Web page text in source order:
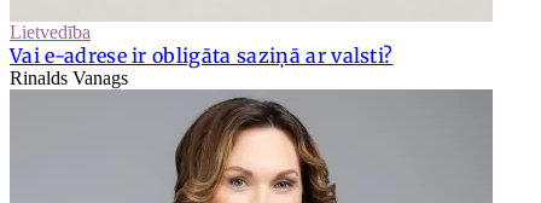
Lietvedība
Vai e-adrese ir obligāta saziņā ar valsti?
Rinalds Vanags